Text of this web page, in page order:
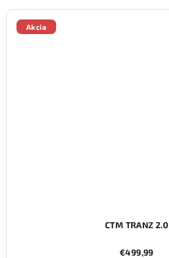
Akcia
CTM TRANZ 2.0
€499,99